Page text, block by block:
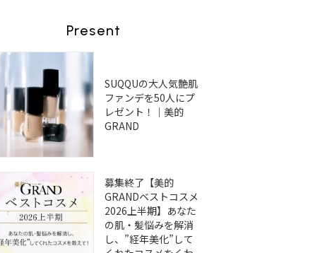
Present
SUQQUの大人気艶肌
ファンデを50人にプ
レゼント！｜美的
GRAND
募集終了【美的
GRANDベストコスメ
2026上半期】あなた
の肌・髪悩みを解消
し、”経年美化”して